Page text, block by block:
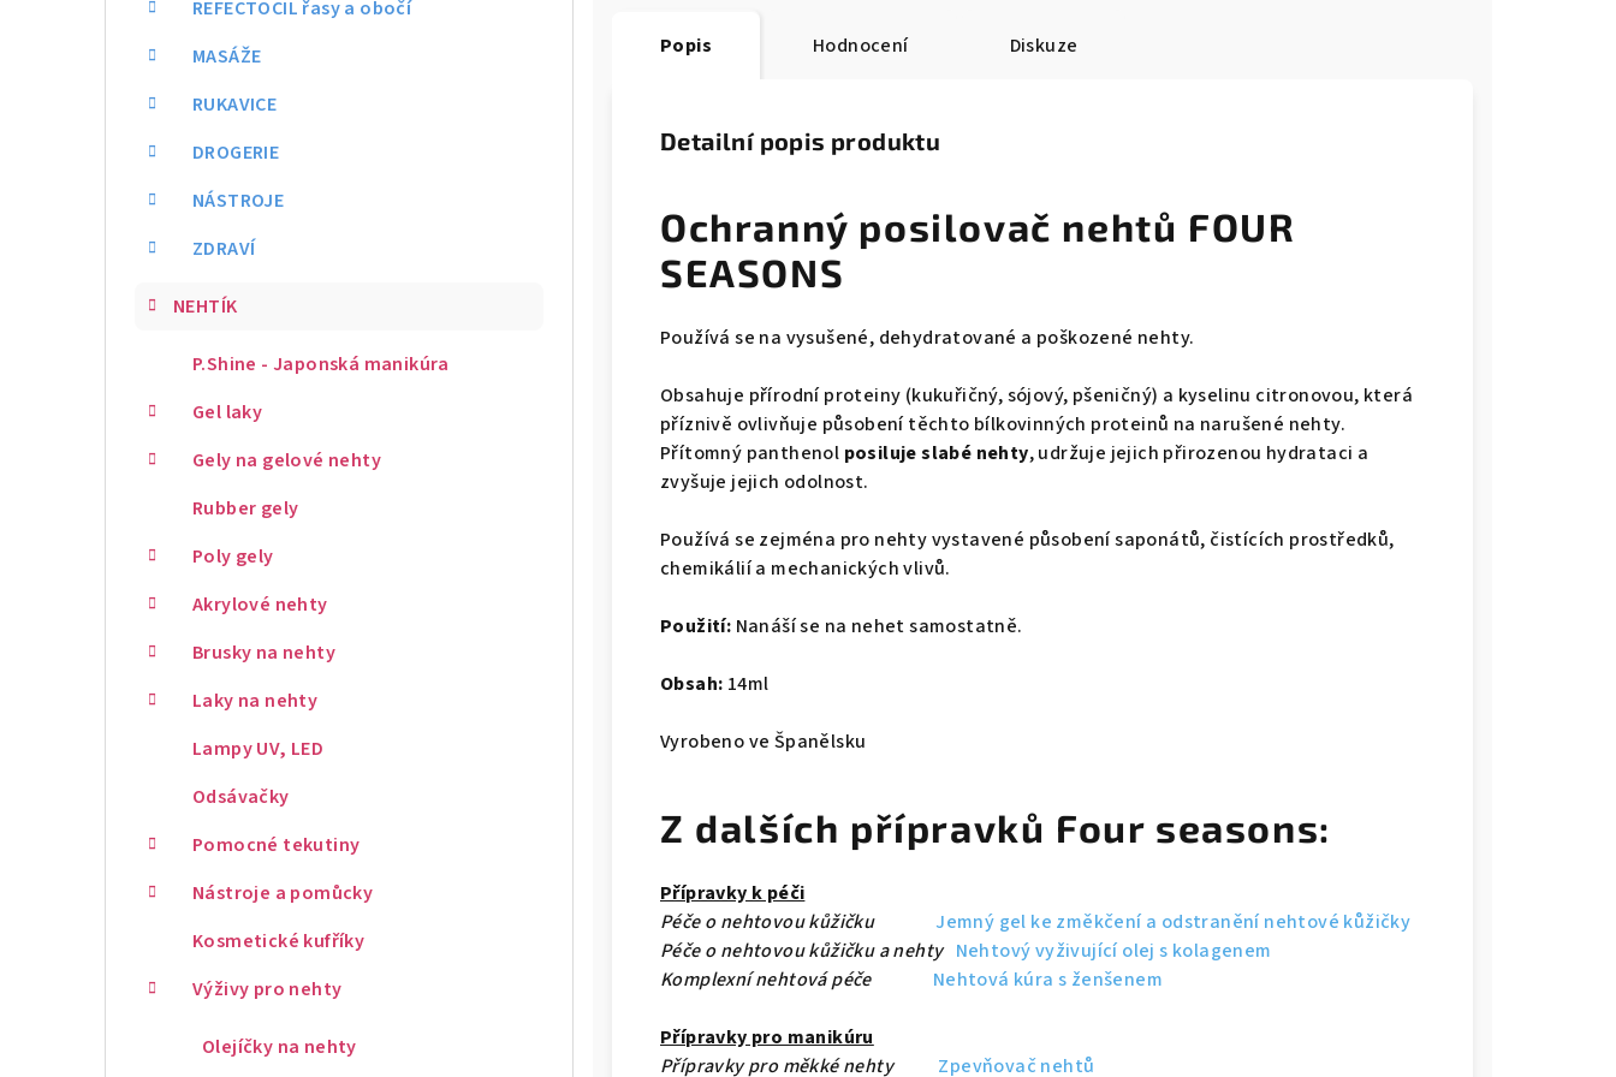
REFECTOCIL řasy a obočí
MASÁŽE
RUKAVICE
DROGERIE
NÁSTROJE
ZDRAVÍ
NEHTÍK
P.Shine - Japonská manikúra
Gel laky
Gely na gelové nehty
Rubber gely
Poly gely
Akrylové nehty
Brusky na nehty
Laky na nehty
Lampy UV, LED
Odsávačky
Pomocné tekutiny
Nástroje a pomůcky
Kosmetické kufříky
Výživy pro nehty
Olejíčky na nehty
Popis Hodnocení Diskuze
Detailní popis produktu
Ochranný posilovač nehtů FOUR
SEASONS
Používá se na vysušené, dehydratované a poškozené nehty.
Obsahuje přírodní proteiny (kukuřičný, sójový, pšeničný) a kyselinu citronovou, která
příznivě ovlivňuje působení těchto bílkovinných proteinů na narušené nehty.
Přítomný panthenol posiluje slabé nehty, udržuje jejich přirozenou hydrataci a
zvyšuje jejich odolnost.
Používá se zejména pro nehty vystavené působení saponátů, čistících prostředků,
chemikálií a mechanických vlivů.
Použití: Nanáší se na nehet samostatně.
Obsah: 14ml
Vyrobeno ve Španělsku
Z dalších přípravků Four seasons:
Přípravky k péči
Péče o nehtovou kůžičku
Jemný gel ke změkčení a odstranění nehtové kůžičky
Péče o nehtovou kůžičku a nehty Nehtový vyživující olej s kolagenem
Komplexní nehtová péče
Nehtová kúra s ženšenem
Přípravky pro manikúru
Přípravky pro měkké nehty
Zpevňovač nehtů